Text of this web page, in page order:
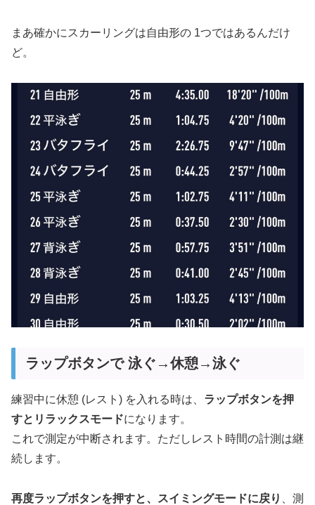
まあ確かにスカーリングは自由形の 1つではあるんだけ
ど。
ラップボタンで 泳ぐ→休憩→泳ぐ
練習中に休憩 (レスト) を入れる時は、 ラップボタンを押
すとリラックスモードになります。
これで測定が中断されます。ただしレスト時間の計測は継
続します。
再度ラップボタンを押すと、スイミングモードに戻り
、測